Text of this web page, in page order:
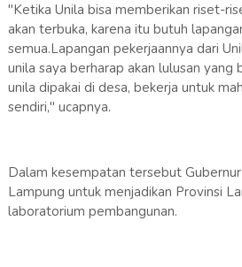
"Ketika Unila bisa memberikan riset-
akan terbuka, karena itu butuh
semua.Lapangan pekerjaannya dari
unila saya berharap akan lulusan yang
unila dipakai di desa, bekerja untuk
sendiri," ucapnya.
Dalam kesempatan tersebut
Lampung untuk menjadikan Provinsi
laboratorium pembangunan.